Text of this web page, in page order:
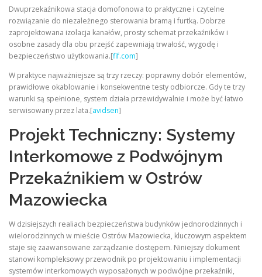
Dwuprzekaźnikowa stacja domofonowa to praktyczne i czytelne
rozwiązanie do niezależnego sterowania bramą i furtką. Dobrze
zaprojektowana izolacja kanałów, prosty schemat przekaźników i
osobne zasady dla obu przejść zapewniają trwałość, wygodę i
bezpieczeństwo użytkowania.[fif.com]
W praktyce najważniejsze są trzy rzeczy: poprawny dobór elementów,
prawidłowe okablowanie i konsekwentne testy odbiorcze. Gdy te trzy
warunki są spełnione, system działa przewidywalnie i może być łatwo
serwisowany przez lata.[avidsen]
Projekt Techniczny: Systemy
Interkomowe z Podwójnym
Przekaźnikiem w Ostrów
Mazowiecka
W dzisiejszych realiach bezpieczeństwa budynków jednorodzinnych i
wielorodzinnych w mieście Ostrów Mazowiecka, kluczowym aspektem
staje się zaawansowane zarządzanie dostępem. Niniejszy dokument
stanowi kompleksowy przewodnik po projektowaniu i implementacji
systemów interkomowych wyposażonych w podwójne przekaźniki,